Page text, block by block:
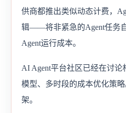
供商都推出类似动态计费，
辑——将非紧急的Agent任务
Agent运行成本。
AI Agent平台社区已经在讨
模型、多时段的成本优化策
架。